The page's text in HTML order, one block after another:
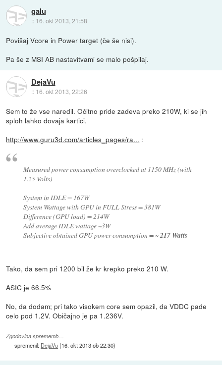
galu
:: 16. okt 2013, 21:58
Povišaj Vcore in Power target (če še nisi).
Pa še z MSI AB nastavitvami se malo pošpilaj.
DejaVu
:: 16. okt 2013, 22:26
Sem to že vse naredil. Očitno pride zadeva preko 210W, ki se jih
sploh lahko dovaja kartici.
http://www.guru3d.com/articles_pages/ra... :
Measured power consumption overclocked at 1150 MHz (with
1.25 Volts)
System in IDLE = 167W
System Wattage with GPU in FULL Stress = 381W
Difference (GPU load) = 214W
Add average IDLE wattage ~3W
Subjective obtained GPU power consumption = ~217 Watts
Tako, da sem pri 1200 bil že kr krepko preko 210 W.
ASIC je 66.5%
No, da dodam; pri tako visokem core sem opazil, da VDDC pade
celo pod 1.2V. Običajno je pa 1.236V.
Zgodovina sprememb…
spremenil: DejaVu(16. okt 2013 ob 22:30)